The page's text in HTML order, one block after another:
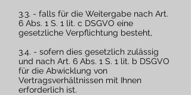
3.3. - falls für die Weitergabe nach Art.
6 Abs. 1 S. 1 lit. c DSGVO eine
gesetzliche Verpflichtung besteht,
3.4. - sofern dies gesetzlich zulässig
und nach Art. 6 Abs. 1 S. 1 lit. b DSGVO
für die Abwicklung von
Vertragsverhältnissen mit Ihnen
erforderlich ist.